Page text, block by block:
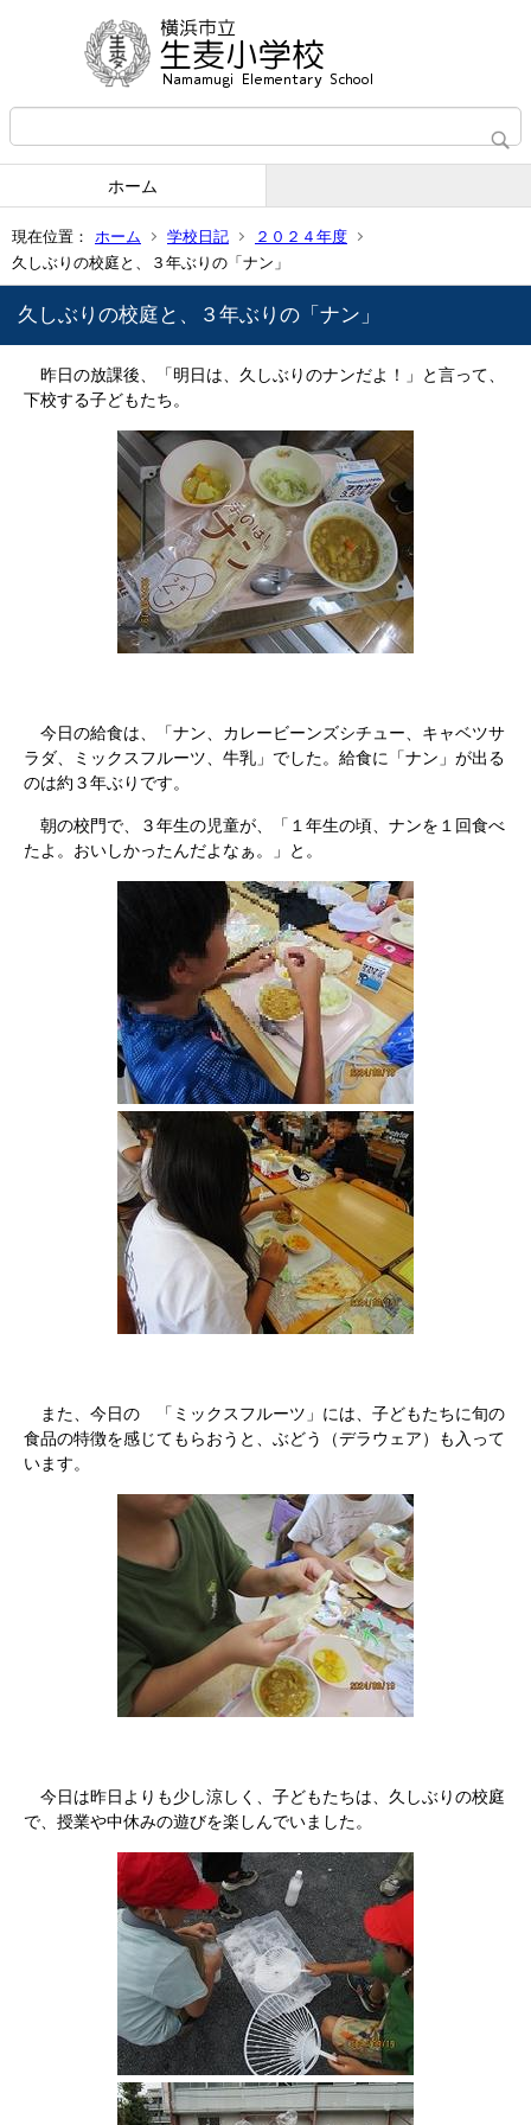
ホーム
現在位置： ホーム 学校日記
２０２４年度
久しぶりの校庭と、３年ぶりの「ナン」
久しぶりの校庭と、３年ぶりの「ナン」
昨日の放課後、「明日は、久しぶりのナンだよ！」と言って、
下校する子どもたち。
今日の給食は、「ナン、カレービーンズシチュー、キャベツサ
ラダ、ミックスフルーツ、牛乳」でした。給食に「ナン」が出る
のは約３年ぶりです。
朝の校門で、３年生の児童が、「１年生の頃、ナンを１回食べ
たよ。おいしかったんだよなぁ。」と。
また、今日の 「ミックスフルーツ」には、子どもたちに旬の
食品の特徴を感じてもらおうと、ぶどう（デラウェア）も入って
います。
今日は昨日よりも少し涼しく、子どもたちは、久しぶりの校庭
で、授業や中休みの遊びを楽しんでいました。